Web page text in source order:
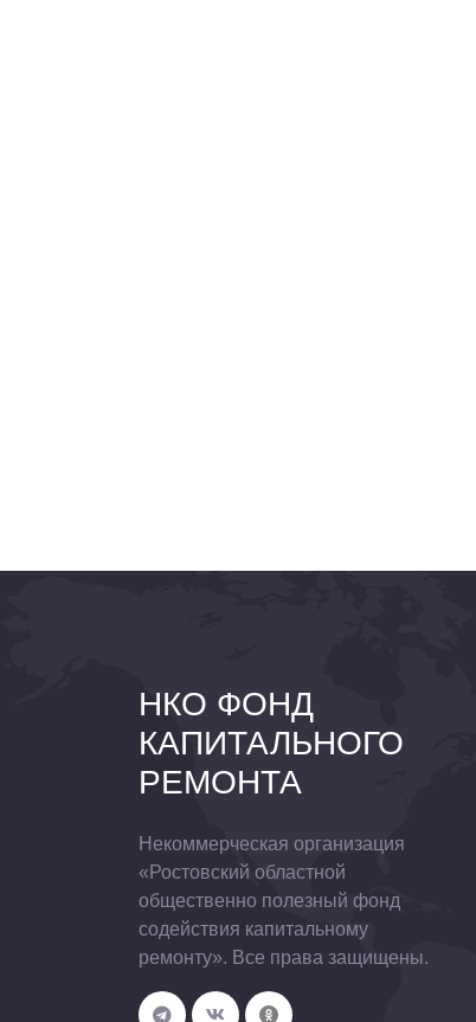
НКО ФОНД
КАПИТАЛЬНОГО
РЕМОНТА
Некоммерческая организация
«Ростовский областной
общественно полезный фонд
содействия капитальному
ремонту». Все права защищены.